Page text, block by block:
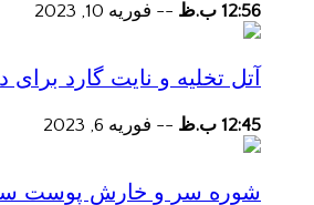
12:56 ب.ظ -- فوریه 10, 2023
آتل تخلیه و نایت گارد
12:45 ب.ظ -- فوریه 6, 2023
شوره سر و خارش پوست